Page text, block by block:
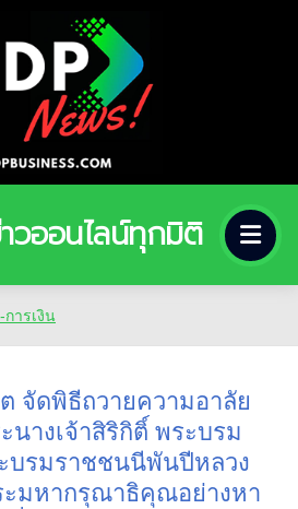
วออนไลน์ทุกมิติ
ารเงิน
จัดพิธีถวายความอาลัย
นางเจ้าสิริกิติ์ พระบรม
บรมราชชนนีพันปีหลวง
ะมหากรุณาธิคุณอย่างหา